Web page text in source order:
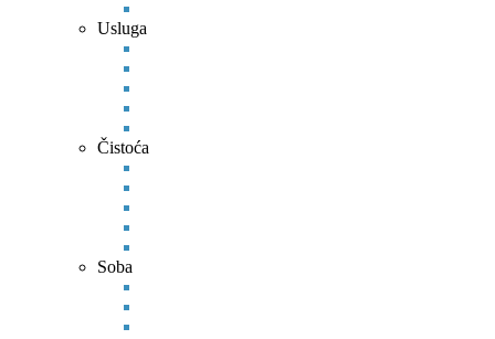
Usluga
Čistoća
Soba